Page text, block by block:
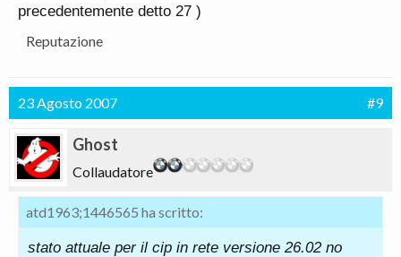
precedentemente detto 27 )
Reputazione
23 Agosto 2007 #9
Ghost
Collaudatore
atd1963;1446565 ha scritto:
stato attuale per il cip in rete versione 26.02 no